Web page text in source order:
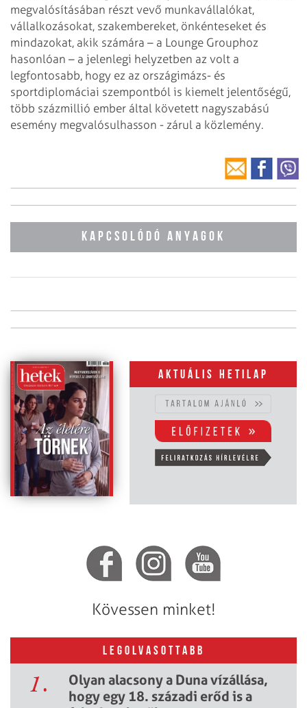
megvalósításában részt vevő munkavállalókat,
vállalkozásokat, szakembereket, önkénteseket és
mindazokat, akik számára – a Lounge Grouphoz
hasonlóan – a jelenlegi helyzetben az volt a
legfontosabb, hogy ez az országimázs- és
sportdiplomáciai szempontból is kiemelt jelentőségű,
több százmillió ember által követett nagyszabású
esemény megvalósulhasson - zárul a közlemény.
KAPCSOLÓDÓ ANYAGOK
Aktuális hetilap
Kövessen minket!
LEGOLVASOTTABB
1.
Olyan alacsony a Duna vízállása,
hogy egy 18. századi erőd is a